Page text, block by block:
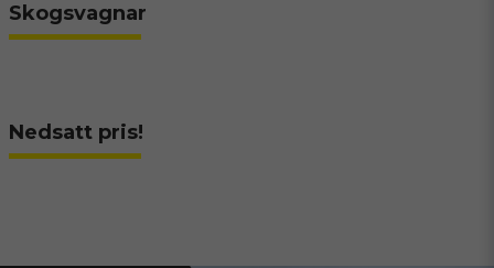
Skogsvagnar
Nedsatt pris!